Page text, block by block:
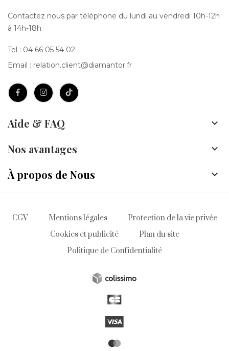
Contactez nous par téléphone du lundi au vendredi 10h-12h
à 14h-18h
Tel : 04 66 05 54 02
Email : relation.client@diamantor.fr
Aide & FAQ 
Nos avantages 
À propos de Nous 
CGV Mentions légales
Protection de la vie privée
Cookies et publicité
Plan du site
Politique de Confidentialité